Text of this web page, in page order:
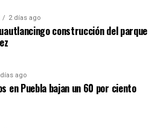
2 días ago
construcción del parque
ago
en Puebla bajan un 60 por ciento